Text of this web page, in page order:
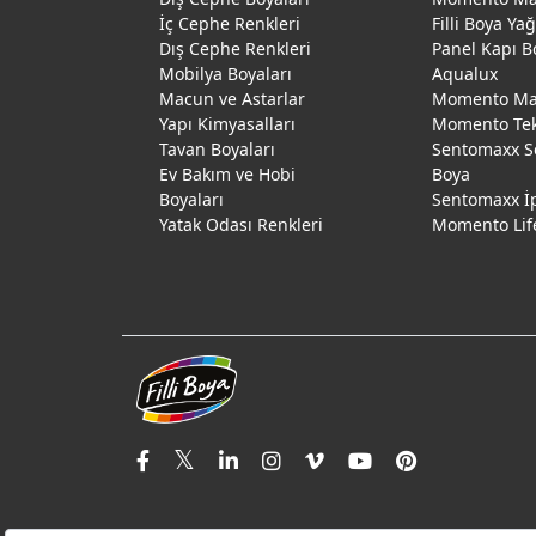
İç Cephe Renkleri
Dış Cephe Renkleri
Mobilya Boyaları
Macun ve Astarlar
Yapı Kimyasalları
Tavan Boyaları
Ev Bakım ve Hobi
Boyaları
Yatak Odası Renkleri
Filli Boya
Panel Kapı
Aqualux
Momento
Momento
Sentomaxx
Boya
Sentomaxx
Momento